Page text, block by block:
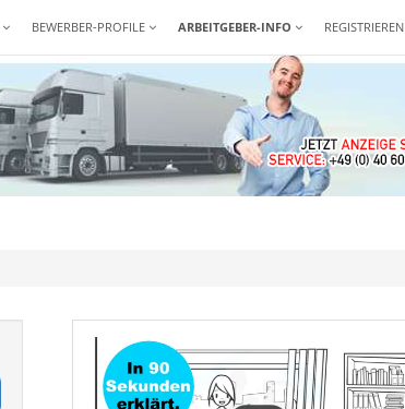
REGISTRIEREN
BEWERBER-PROFILE ARBEITGEBER-INFO